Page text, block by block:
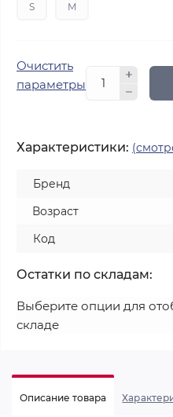
S M
Очистить
параметры
Характеристики:
Бренд
Возраст
Код
Остатки по складам:
Выберите опции для
складе
Описание товара